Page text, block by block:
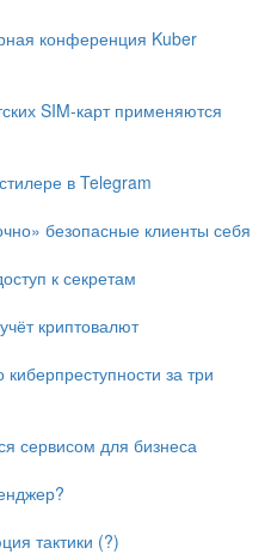
конференция Kuber
SIM-карт применяются
в Telegram
безопасные клиенты себя
к секретам
криптовалют
за три
сервисом для бизнеса
тактики (?)